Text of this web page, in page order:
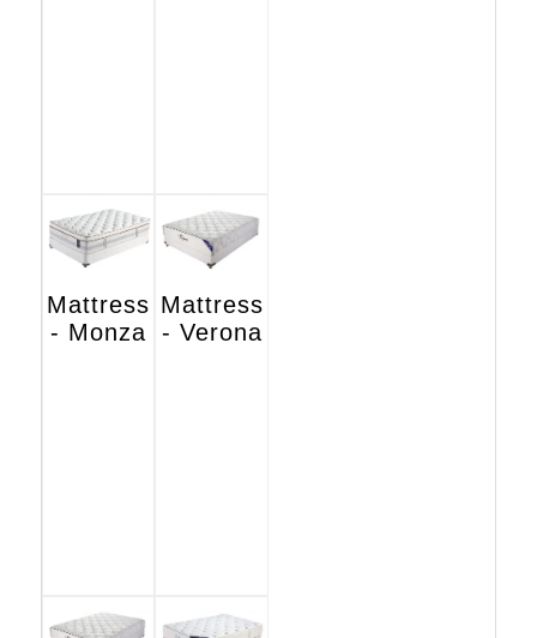
Mattress
- Monza
Mattress
- Verona